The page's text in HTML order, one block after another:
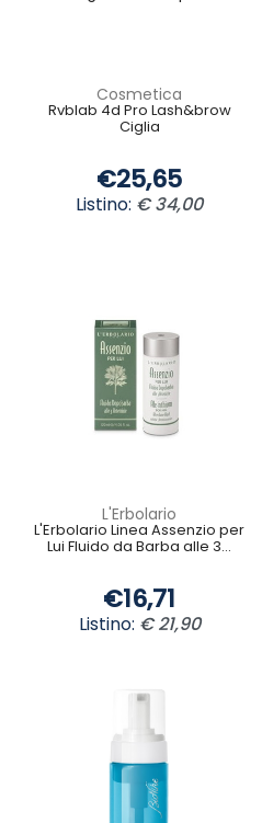
Cosmetica
Rvblab 4d Pro Lash&brow
Ciglia
€25,65
Listino: € 34,00
L'Erbolario
L'Erbolario Linea Assenzio per
Lui Fluido da Barba alle 3...
€16,71
Listino: € 21,90